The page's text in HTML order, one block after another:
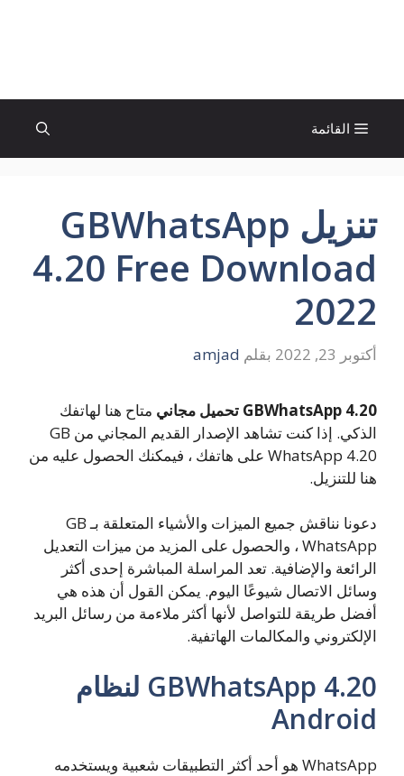
القائمة
تنزيل GBWhatsApp
4.20 Free Download
2022
أكتوبر 23, 2022 بقلم amjad
GBWhatsApp 4.20 تحميل مجاني
متاح هنا لهاتفك
الذكي. إذا كنت تشاهد الإصدار القديم المجاني من GB
WhatsApp 4.20 على هاتفك ، فيمكنك الحصول عليه من
هنا للتنزيل.
دعونا نناقش جميع الميزات والأشياء المتعلقة بـ GB
WhatsApp ، والحصول على المزيد من ميزات التعديل
الرائعة والإضافية. تعد المراسلة المباشرة إحدى أكثر
وسائل الاتصال شيوعًا اليوم. يمكن القول أن هذه هي
أفضل طريقة للتواصل لأنها أكثر ملاءمة من رسائل البريد
الإلكتروني والمكالمات الهاتفية.
GBWhatsApp 4.20 لنظام
Android
WhatsApp هو أحد أكثر التطبيقات شعبية ويستخدمه